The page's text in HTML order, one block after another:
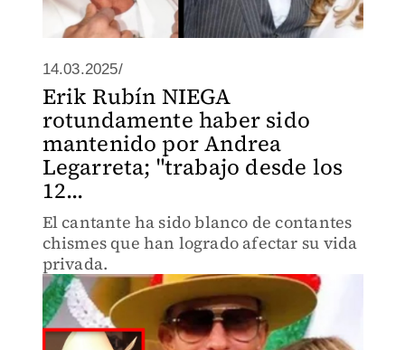
14.03.2025/
Erik Rubín NIEGA
rotundamente haber sido
mantenido por Andrea
Legarreta; "trabajo desde los
12...
El cantante ha sido blanco de contantes
chismes que han logrado afectar su vida
privada.